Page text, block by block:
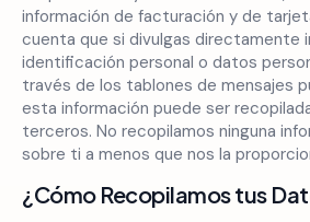
información de facturación y de
cuenta que si divulgas directamente
identificación personal o datos
través de los tablones de mensajes
esta información puede ser
terceros. No recopilamos ninguna
sobre ti a menos que nos la
¿Cómo Recopilamos tus